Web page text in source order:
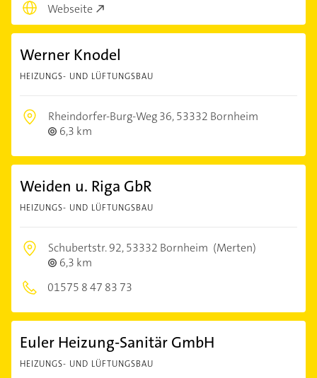
Webseite
Werner Knodel
HEIZUNGS- UND LÜFTUNGSBAU
Rheindorfer-Burg-Weg 36,53332 Bornheim
6,3 km
Weiden u. Riga GbR
HEIZUNGS- UND LÜFTUNGSBAU
Schubertstr. 92,53332 Bornheim (Merten)
6,3 km
01575 8 47 83 73
Euler Heizung-Sanitär GmbH
HEIZUNGS- UND LÜFTUNGSBAU